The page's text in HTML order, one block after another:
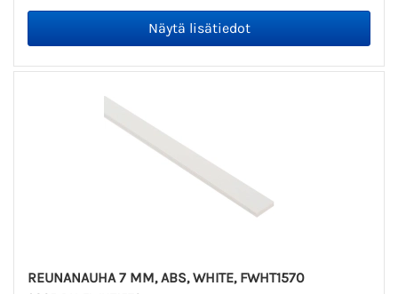
REUNANAUHA 7 MM, ABS, WHITE, FWHT1570